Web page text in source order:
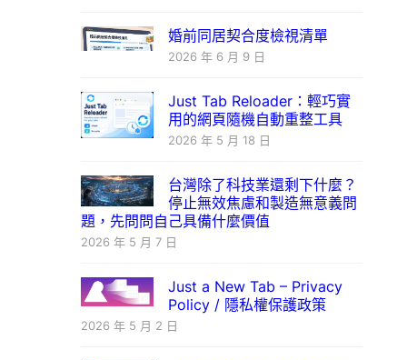
婚前同居契合度檢視清單
2026 年 6 月 9 日
Just Tab Reloader：輕巧實
用的網頁隨機自動重整工具
2026 年 5 月 18 日
台灣除了科技業還剩下什麼？
停止無效焦慮和製造無意義問
題，先問問自己具備什麼價值
2026 年 5 月 7 日
Just a New Tab – Privacy
Policy / 隱私權保護政策
2026 年 5 月 2 日